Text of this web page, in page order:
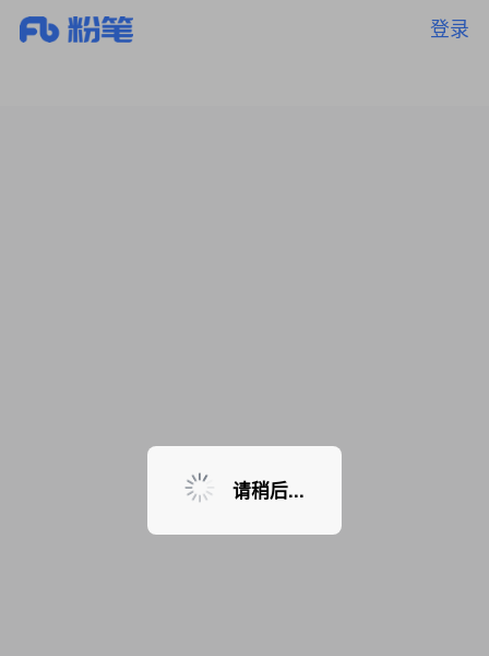
登录
暂无课程，敬请期待
请稍后...